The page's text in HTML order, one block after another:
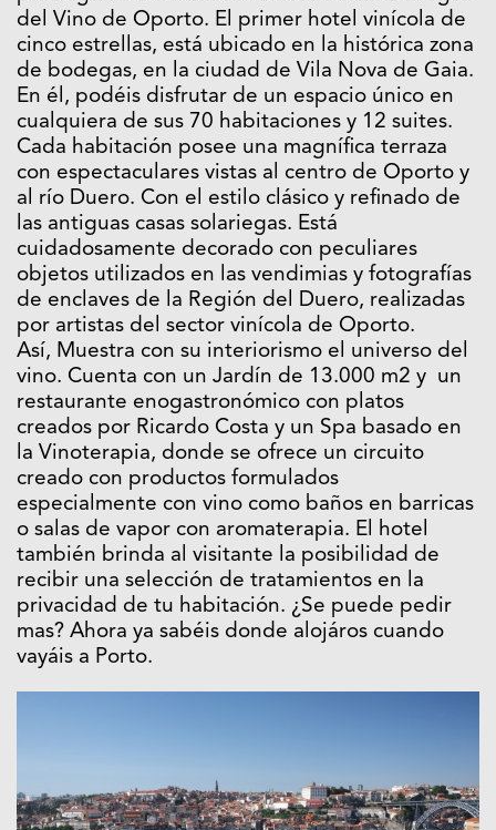
del Vino de Oporto. El primer hotel vinícola de
cinco estrellas, está ubicado en la histórica zona
de bodegas, en la ciudad de Vila Nova de Gaia.
En él, podéis disfrutar de un espacio único en
cualquiera de sus 70 habitaciones y 12 suites.
Cada habitación posee una magnífica terraza
con espectaculares vistas al centro de Oporto y
al río Duero. Con el estilo clásico y refinado de
las antiguas casas solariegas. Está
cuidadosamente decorado con peculiares
objetos utilizados en las vendimias y fotografías
de enclaves de la Región del Duero, realizadas
por artistas del sector vinícola de Oporto.
Así, Muestra con su interiorismo el universo del
vino. Cuenta con un Jardín de 13.000 m2 y un
restaurante enogastronómico con platos
creados por Ricardo Costa y un Spa basado en
la Vinoterapia, donde se ofrece un circuito
creado con productos formulados
especialmente con vino como baños en barricas
o salas de vapor con aromaterapia. El hotel
también brinda al visitante la posibilidad de
recibir una selección de tratamientos en la
privacidad de tu habitación. ¿Se puede pedir
mas? Ahora ya sabéis donde alojáros cuando
vayáis a Porto.